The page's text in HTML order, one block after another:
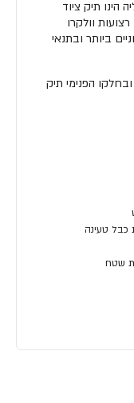
הינו תיק ציוד
המותקן ישירות על כידון האופנוע בעזרת 4 רצועות וולקרו
ביותר ובתנאי
הפנימי תיק
כבל טעינה
שטח